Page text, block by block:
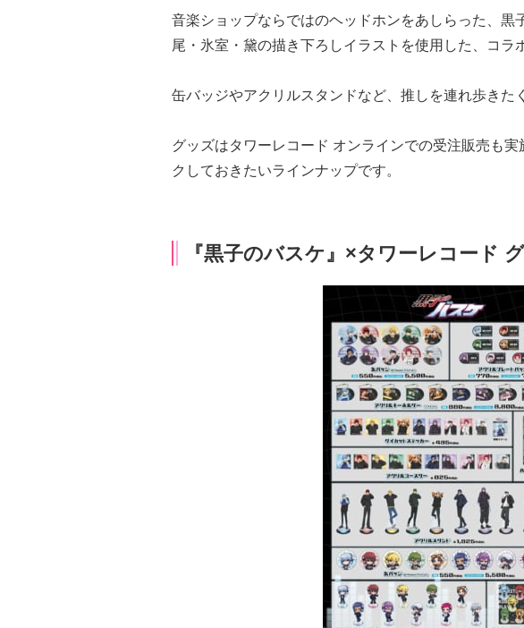
音楽ショップならではのヘッドホンをあしらった、黒
尾・氷室・黛の描き下ろしイラストを使用した、コラ
缶バッジやアクリルスタンドなど、推しを連れ歩きた
グッズはタワーレコード オンラインでの受注販売も
クしておきたいラインナップです。
『黒子のバスケ』×タワーレコード